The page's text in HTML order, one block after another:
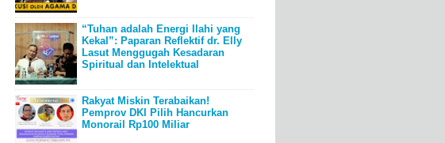
“Tuhan adalah Energi Ilahi yang
Kekal”: Paparan Reflektif dr. Elly
Lasut Menggugah Kesadaran
Spiritual dan Intelektual
Rakyat Miskin Terabaikan!
Pemprov DKI Pilih Hancurkan
Monorail Rp100 Miliar